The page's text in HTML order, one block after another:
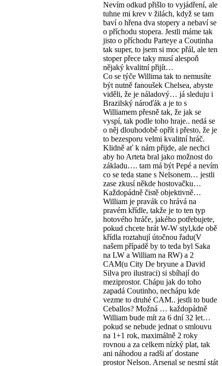
Nevím odkud přišlo to vyjádření, ale
tuhne mi krev v žilách, když se tam
baví o hřena dva stopery a nebaví se
o příchodu stopera. Jestli máme tak
jisto o příchodu Parteye a Coutinha
tak super, to jsem si moc přál, ale ten
stoper přece taky musí alespoň
nějaký kvalitní přijít…
Co se týče Willima tak to nemusíte
být nutně fanoušek Chelsea, abyste
viděli, že je náladový… já sleduju i
Brazilský nároďák a je to s
Williamem přesně tak, že jak se
vyspí, tak podle toho hraje.. nedá se
o něj dlouhodobě opřít i přesto, že je
to bezesporu velmi kvalitní hráč.
Klidně ať k nám přijde, ale nechci
aby ho Arteta bral jako možnost do
základu…. tam má být Pepé a nevím
co se teda stane s Nelsonem… jestli
zase zkusí někde hostovačku…
Každopádně čistě objektivně…
William je pravák co hrává na
pravém křídle, takže je to ten typ
hotového hráče, jakého potřebujete,
pokud chcete hrát W-W styl,kde obě
křídla roztahují útočnou řadu(V
našem případě by to teda byl Saka
na LW a William na RW) a 2
CAM(u City De bryune a David
Silva pro ilustraci) si sbíhají do
meziprostor. Chápu jak do toho
zapadá Coutinho, nechápu kde
vezme to druhé CAM.. jestli to bude
Ceballos? Možná … každopádně
William bude mít za 6 dní 32 let…
pokud se nebude jednat o smlouvu
na 1+1 rok, maximálně 2 roky
rovnou a za celkem nízký plat, tak
ani náhodou a radši ať dostane
prostor Nelson. Arsenal se nesmí stát